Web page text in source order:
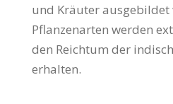
und Kräuter ausgebildet
Pflanzenarten werden
den Reichtum der
erhalten.